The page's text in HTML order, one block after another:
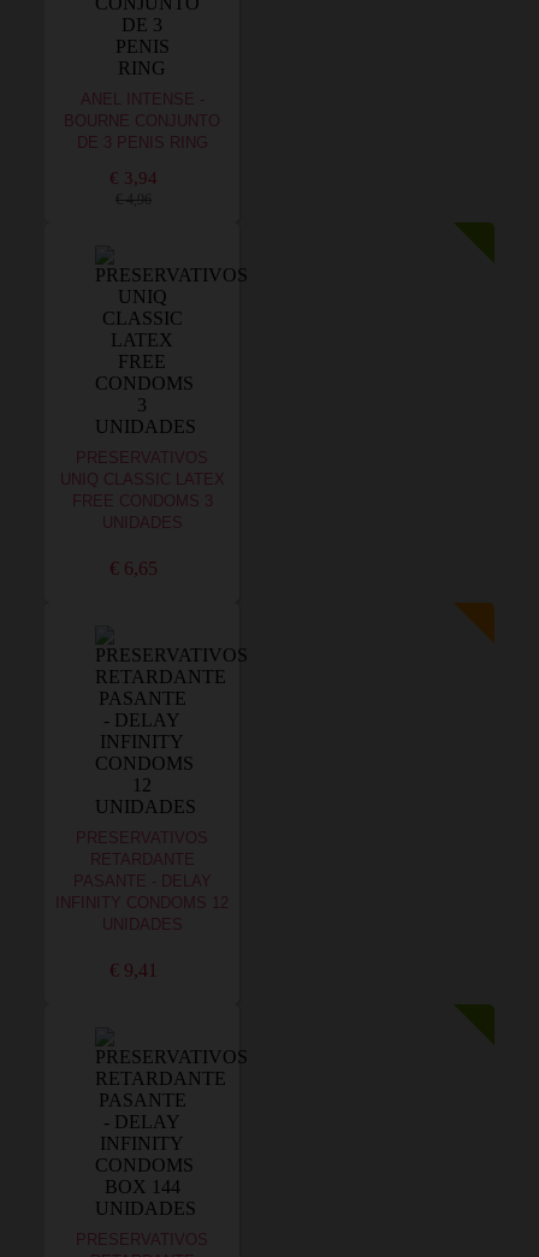
ANEL INTENSE -
BOURNE CONJUNTO
DE 3 PENIS RING
€ 3,94
€ 4,96
PRESERVATIVOS
UNIQ CLASSIC LATEX
FREE CONDOMS 3
UNIDADES
€ 6,65
PRESERVATIVOS
RETARDANTE
PASANTE - DELAY
INFINITY CONDOMS 12
UNIDADES
€ 9,41
PRESERVATIVOS